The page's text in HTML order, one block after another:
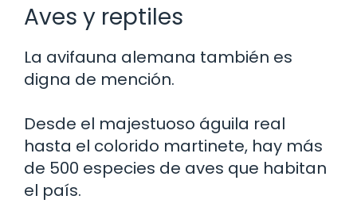
Aves y reptiles
La avifauna alemana también es
digna de mención.
Desde el majestuoso águila real
hasta el colorido martinete, hay más
de 500 especies de aves que habitan
el país.